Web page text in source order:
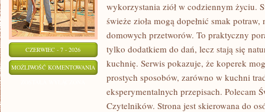
CZERWIEC - 7 - 2026
MOŻLIWOŚĆ KOMENTOWANIA PRZEPISY
ZIOŁAMI
wykorzystania ziół w codziennym życiu.
świeże zioła mogą dopełnić smak
domowych przetworów. To praktyczny
tylko dodatkiem do dań, lecz stają się
kuchnię. Serwis pokazuje, że koperek
prostych sposobów, zarówno w kuchni
eksperymentalnych przepisach. Polecam
Czytelników. Strona jest skierowana do